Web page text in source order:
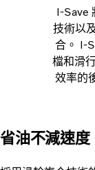
I-Save
技術以
合。 I-
檔和滑
效率的
省油不減速度